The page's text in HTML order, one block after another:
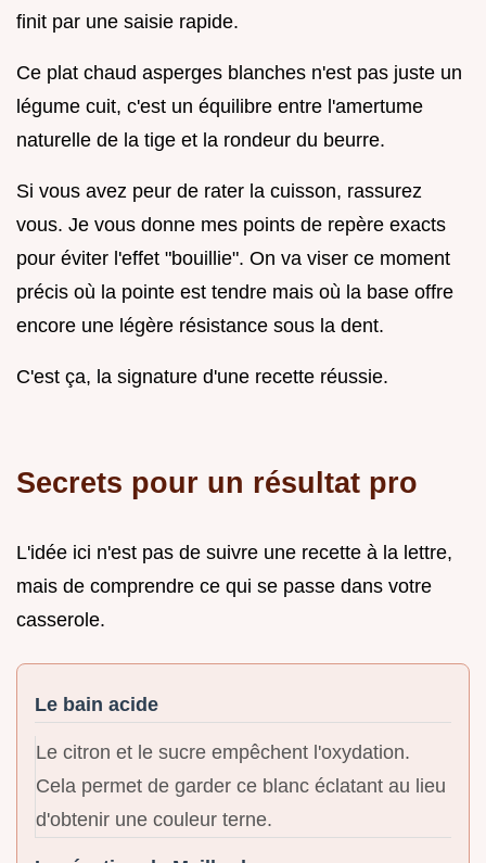
finit par une saisie rapide.
Ce plat chaud asperges blanches n'est pas juste un
légume cuit, c'est un équilibre entre l'amertume
naturelle de la tige et la rondeur du beurre.
Si vous avez peur de rater la cuisson, rassurez
vous. Je vous donne mes points de repère exacts
pour éviter l'effet "bouillie". On va viser ce moment
précis où la pointe est tendre mais où la base offre
encore une légère résistance sous la dent.
C'est ça, la signature d'une recette réussie.
Secrets pour un résultat pro
L'idée ici n'est pas de suivre une recette à la lettre,
mais de comprendre ce qui se passe dans votre
casserole.
Le bain acide
Le citron et le sucre empêchent l'oxydation.
Cela permet de garder ce blanc éclatant au lieu
d'obtenir une couleur terne.